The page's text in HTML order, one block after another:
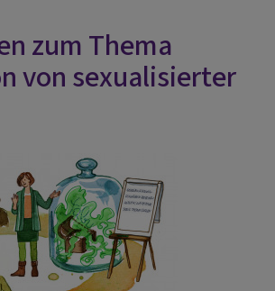
zum Thema
von sexualisierter